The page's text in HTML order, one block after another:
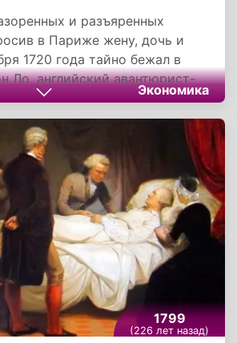
и разъяренных
в Париже жену, дочь и
1720 года тайно бежал в
Ло, английский авантюрист-
поставить под свой
Франции. До этого
покинул родину под
убийство на дуэли.
Экономика
1799
(226 лет назад)